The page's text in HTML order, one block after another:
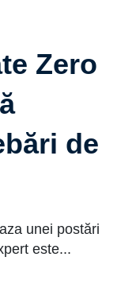
Zero
de
unei postări
este...